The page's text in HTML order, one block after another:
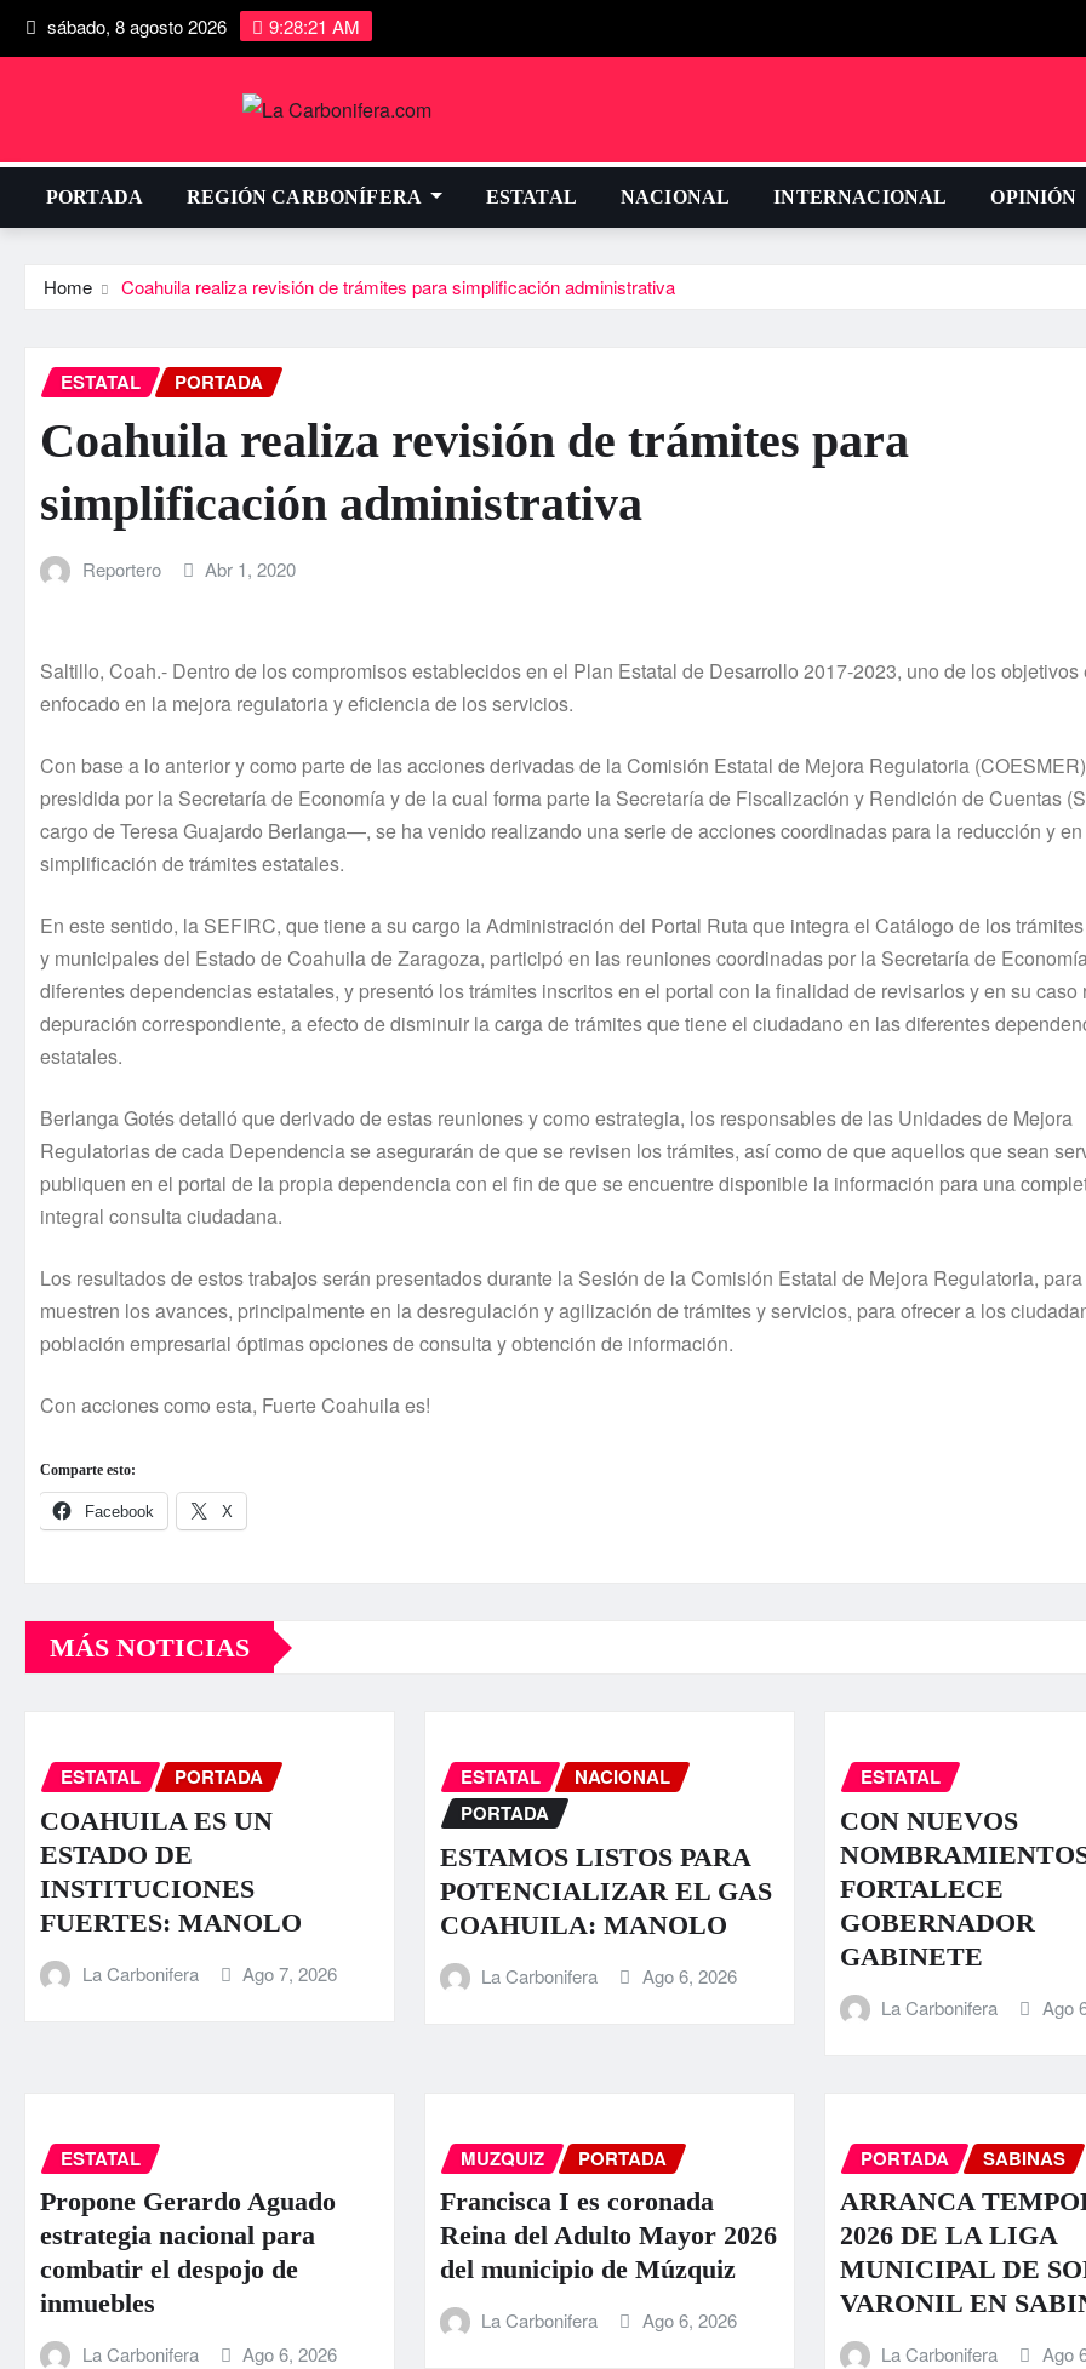
sábado, 8 agosto 2026 9:28:22 AM
PORTADA REGIÓN CARBONÍFERA ESTATAL NACIONAL INTERNACIONAL OPINIÓN
Home Coahuila realiza revisión de trámites para simplificación administrativa
ESTATAL PORTADA
Coahuila realiza revisión de trámites para
simplificación administrativa
Reportero Abr 1, 2020
Saltillo, Coah.- Dentro de los compromisos establecidos en el Plan Estatal de Desarrollo 2017-2023, uno de los objetivos
enfocado en la mejora regulatoria y eficiencia de los servicios.
Con base a lo anterior y como parte de las acciones derivadas de la Comisión Estatal de Mejora Regulatoria
presidida por la Secretaría de Economía y de la cual forma parte la Secretaría de Fiscalización y Rendición de Cuentas
cargo de Teresa Guajardo Berlanga—, se ha venido realizando una serie de acciones coordinadas para la reducción y
simplificación de trámites estatales.
En este sentido, la SEFIRC, que tiene a su cargo la Administración del Portal Ruta que integra el Catálogo de los
y municipales del Estado de Coahuila de Zaragoza, participó en las reuniones coordinadas por la Secretaría de
diferentes dependencias estatales, y presentó los trámites inscritos en el portal con la finalidad de revisarlos y en su caso
depuración correspondiente, a efecto de disminuir la carga de trámites que tiene el ciudadano en las diferentes
estatales.
Berlanga Gotés detalló que derivado de estas reuniones y como estrategia, los responsables de las Unidades de Mejora
Regulatorias de cada Dependencia se asegurarán de que se revisen los trámites, así como de que aquellos que sean
publiquen en el portal de la propia dependencia con el fin de que se encuentre disponible la información para una
integral consulta ciudadana.
Los resultados de estos trabajos serán presentados durante la Sesión de la Comisión Estatal de Mejora Regulatoria,
muestren los avances, principalmente en la desregulación y agilización de trámites y servicios, para ofrecer a los
población empresarial óptimas opciones de consulta y obtención de información.
Con acciones como esta, Fuerte Coahuila es!
Comparte esto:
Facebook X
MÁS NOTICIAS
ESTATAL PORTADA
COAHUILA ES UN
ESTADO DE
INSTITUCIONES
FUERTES: MANOLO
La Carbonifera Ago 7, 2026
ESTATAL
NACIONAL
PORTADA
ESTAMOS LISTOS PARA
POTENCIALIZAR EL GAS
COAHUILA: MANOLO
La Carbonifera Ago 6, 2026
ESTATAL
CON NUEVOS
FORTALECE
GOBERNADOR
GABINETE
La Carbonifera Ago
ESTATAL
Propone Gerardo Aguado
estrategia nacional para
combatir el despojo de
inmuebles
La Carbonifera Ago 6, 2026
MUZQUIZ PORTADA
Francisca I es coronada
Reina del Adulto Mayor 2026
del municipio de Múzquiz
La Carbonifera Ago 6, 2026
PORTADA SABINAS
ARRANCA
2026 DE LA LIGA
MUNICIPAL DE
VARONIL EN
La Carbonifera Ago